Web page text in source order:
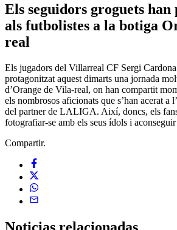
Els seguidors groguets
als futbolistes a la botiga
real
Els jugadors del Villarreal CF Sergi
protagonitzat aquest dimarts una jornada
d’Orange de Vila-real, on han compartit
els nombrosos aficionats que s’han acerat a
del partner de LALIGA. Així, doncs, els
fotografiar-se amb els seus ídols i aconseguir
Compartir.
Noticias relacionadas